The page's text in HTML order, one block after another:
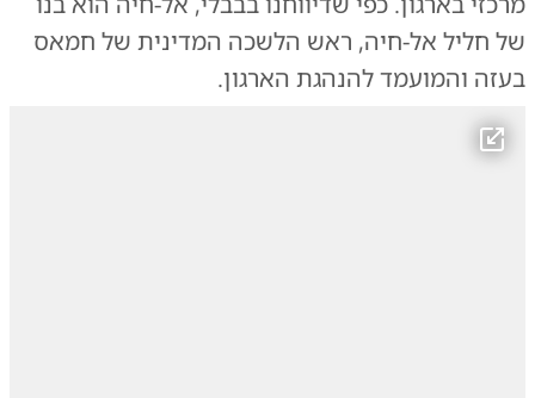
של חליל אל-חיה, ראש הלשכה המדינית של חמאס
בעזה והמועמד להנהגת הארגון.